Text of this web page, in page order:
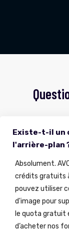
Existe-t-il un
l'arrière-plan
Absolument.
crédits gratuits
pouvez utiliser
d'image pour
le quota gratuit
d’acheter nos